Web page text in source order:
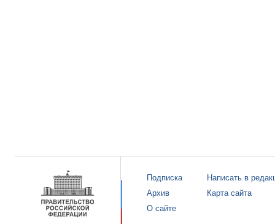
Подписка
Архив
О сайте
Написать в
Карта сайта